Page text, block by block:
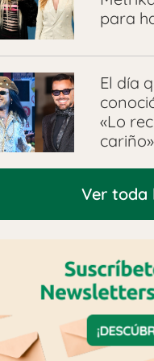
para
El día
«Lo
cariño»
Ver toda